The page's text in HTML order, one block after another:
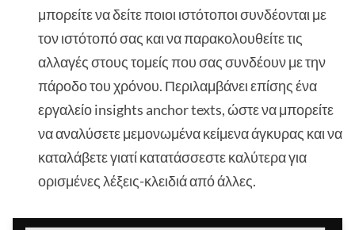
μπορείτε να δείτε ποιοι ιστότοποι συνδέονται με
τον ιστότοπό σας και να παρακολουθείτε τις
αλλαγές στους τομείς που σας συνδέουν με την
πάροδο του χρόνου. Περιλαμβάνει επίσης ένα
εργαλείο insights anchor texts, ώστε να μπορείτε
να αναλύσετε μεμονωμένα κείμενα άγκυρας και να
καταλάβετε γιατί κατατάσσεστε καλύτερα για
ορισμένες λέξεις-κλειδιά από άλλες.